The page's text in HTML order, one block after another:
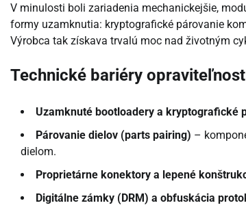
V minulosti boli zariadenia mechanickejšie,
formy uzamknutia: kryptografické párovanie
Výrobca tak získava trvalú moc nad životným
Technické bariéry
Uzamknuté bootloadery a kryptografické
Párovanie dielov (parts pairing) –
dielom.
Proprietárne konektory a lepené
Digitálne zámky (DRM) a obfuskácia